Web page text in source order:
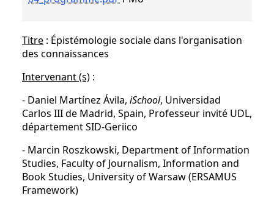
Titre : Épistémologie sociale dans l'organisation
des connaissances
Intervenant (s) :
- Daniel Martínez Ávila, iSchool, Universidad
Carlos III de Madrid, Spain, Professeur invité UDL,
département SID-Geriico
- Marcin Roszkowski, Department of Information
Studies, Faculty of Journalism, Information and
Book Studies, University of Warsaw (ERSAMUS
Framework)